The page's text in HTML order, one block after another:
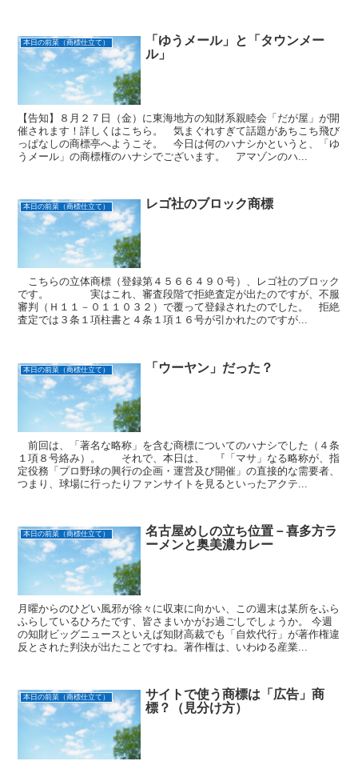
本日の前菜（商標仕立て）
「ゆうメール」と「タウンメー
ル」
【告知】８月２７日（金）に東海地方の知財系親睦会「だが屋」が開
催されます！詳しくはこちら。 気まぐれすぎて話題があちこち飛び
っぱなしの商標亭へようこそ。 今日は何のハナシかというと、「ゆ
うメール」の商標権のハナシでございます。 アマゾンのハ...
本日の前菜（商標仕立て） レゴ社のブロック商標
こちらの立体商標（登録第４５６６４９０号）、レゴ社のブロック
です。 実はこれ、審査段階で拒絶査定が出たのですが、不服
審判（Ｈ１１－０１１０３２）で覆って登録されたのでした。 拒絶
査定では３条１項柱書と４条１項１６号が引かれたのですが...
本日の前菜（商標仕立て） 「ウーヤン」だった？
前回は、「著名な略称」を含む商標についてのハナシでした（４条
１項８号絡み）。 それで、本日は、 『「マサ」なる略称が、指
定役務「プロ野球の興行の企画・運営及び開催」の直接的な需要者、
つまり、球場に行ったりファンサイトを見るといったアクテ...
本日の前菜（商標仕立て）
名古屋めしの立ち位置－喜多方ラ
ーメンと奥美濃カレー
月曜からのひどい風邪が徐々に収束に向かい、この週末は某所をふら
ふらしているひろたです、皆さまいかがお過ごしでしょうか。 今週
の知財ビッグニュースといえば知財高裁でも「自炊代行」が著作権違
反とされた判決が出たことですね。著作権は、いわゆる産業...
本日の前菜（商標仕立て）
サイトで使う商標は「広告」商
標？（見分け方）